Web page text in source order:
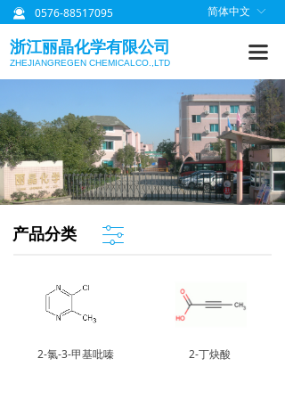
浙江丽晶化学有限公司
ZHEJIANGREGEN CHEMICALCO.,LTD
끀
首页
关于丽晶
质量管理
研发信息
ꀅ
简体中文
끤 0576-88517095
产品分类 ꀒ
2-氯-3-甲基吡嗪 2-丁炔酸